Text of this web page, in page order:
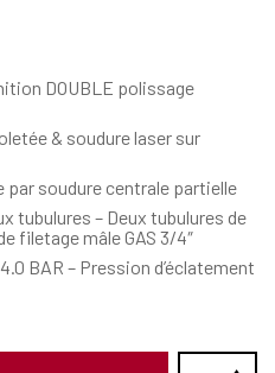
DOUBLE polissage
& soudure laser sur
soudure centrale partielle
tubulures – Deux tubulures de
filetage mâle GAS 3/4″
BAR – Pression d’éclatement